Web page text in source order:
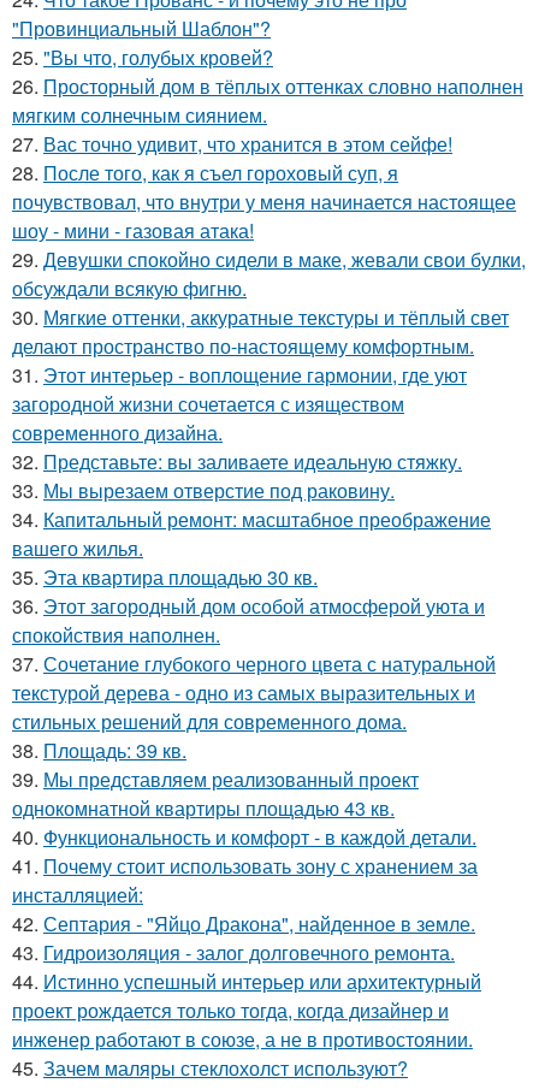
"Провинциальный Шаблон"?
25. "Вы что, голубых кровей?
26. Просторный дом в тёплых оттенках словно наполнен
мягким солнечным сиянием.
27. Вас точно удивит, что хранится в этом сейфе!
28. После того, как я съел гороховый суп, я
почувствовал, что внутри у меня начинается настоящее
шоу - мини - газовая атака!
29. Девушки спокойно сидели в маке, жевали свои булки,
обсуждали всякую фигню.
30. Мягкие оттенки, аккуратные текстуры и тёплый свет
делают пространство по-настоящему комфортным.
31. Этот интерьер - воплощение гармонии, где уют
загородной жизни сочетается с изяществом
современного дизайна.
32. Представьте: вы заливаете идеальную стяжку.
33. Мы вырезаем отверстие под раковину.
34. Капитальный ремонт: масштабное преображение
вашего жилья.
35. Эта квартира площадью 30 кв.
36. Этот загородный дом особой атмосферой уюта и
спокойствия наполнен.
37. Сочетание глубокого черного цвета с натуральной
текстурой дерева - одно из самых выразительных и
стильных решений для современного дома.
38. Площадь: 39 кв.
39. Мы представляем реализованный проект
однокомнатной квартиры площадью 43 кв.
40. Функциональность и комфорт - в каждой детали.
41. Почему стоит использовать зону с хранением за
инсталляцией:
42. Септария - "Яйцо Дракона", найденное в земле.
43. Гидроизоляция - залог долговечного ремонта.
44. Истинно успешный интерьер или архитектурный
проект рождается только тогда, когда дизайнер и
инженер работают в союзе, а не в противостоянии.
45. Зачем маляры стеклохолст используют?